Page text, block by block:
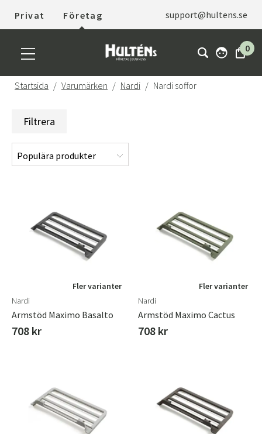
Privat Företag support@hultens.se
0
Startsida Varumärken Nardi Nardi soffor
Filtrera
Fler varianter
Nardi
Armstöd Maximo Basalto
708 kr
Fler varianter
Nardi
Armstöd Maximo Cactus
708 kr